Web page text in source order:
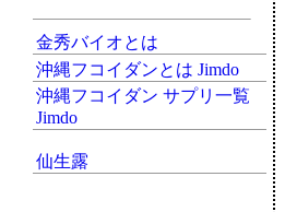
金秀バイオとは
沖縄フコイダンとは Jimdo
沖縄フコイダン サプリ一覧
Jimdo
仙生露